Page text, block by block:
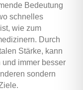
Bedeutung
schnelles
wie zum
Durch
Stärke, kann
immer besser
sondern